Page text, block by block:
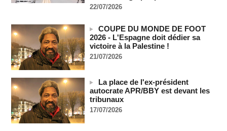
Soutenir l’intégrité de l’information à Sao Tomé-et-Principe à
Taïwan bloque un pont stratégique lors de la simulation d'une
invasion par la Chine
06/08/2026 -
Les Bourses mondiales suspendues au Moyen-Orient,
records en Europe
06/08/2026 -
Soudan du Sud : Les avocats de Riek Machar sollicitent un
accès à leur client avant la prochaine audience
06/08/2026 -
22/07/2026
COUPE DU MONDE DE FOOT
2026 - L'Espagne doit dédier sa
victoire à la Palestine !
21/07/2026
La place de l'ex-président
autocrate APR/BBY est devant les
tribunaux
17/07/2026